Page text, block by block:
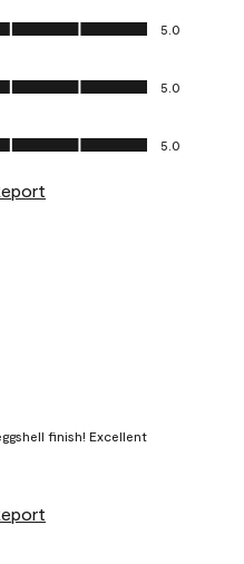
5.0
5.0
5.0
finish! Excellent